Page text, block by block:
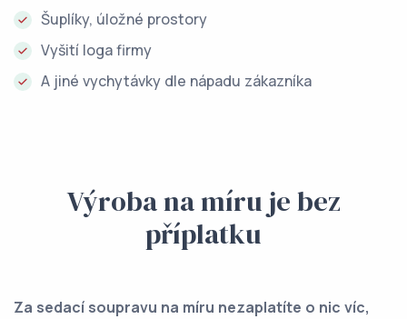
Šuplíky, úložné prostory
Vyšití loga firmy
A jiné vychytávky dle nápadu zákazníka
Výroba na míru je bez
příplatku
Za sedací soupravu na míru nezaplatíte o nic víc,